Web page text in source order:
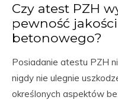
Czy atest PZH
pewność
betonowego?
Posiadanie atestu PZH
nigdy nie ulegnie
określonych aspektów